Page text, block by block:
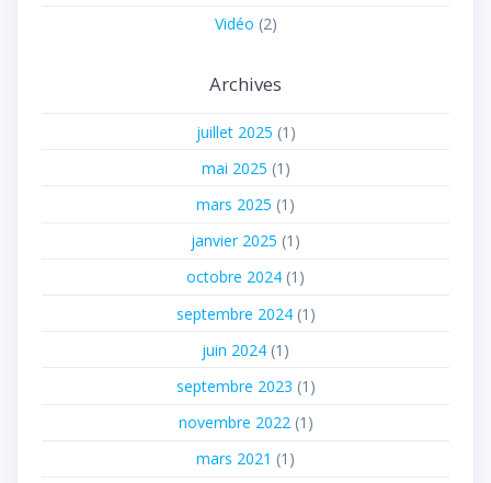
Vidéo (2)
Archives
juillet 2025 (1)
mai 2025 (1)
mars 2025 (1)
janvier 2025 (1)
octobre 2024 (1)
septembre 2024(1)
juin 2024 (1)
septembre 2023 (1)
novembre 2022(1)
mars 2021 (1)